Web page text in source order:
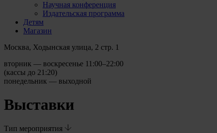
Научная конференция
Издательская программа
Детям
Магазин
Москва, Ходынская улица, 2 стр. 1
вторник — воскресенье 11:00–22:00
(кассы до 21:20)
понедельник — выходной
Выставки
Тип мероприятия